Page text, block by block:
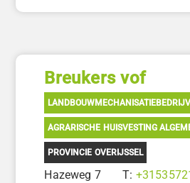
Breukers vof
AGRARISCHE HUISVESTING
PROVINCIE OVERIJSSEL
Hazeweg 7
T: